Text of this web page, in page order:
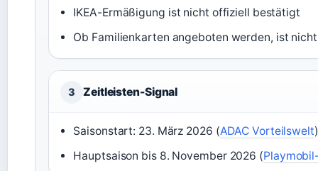
IKEA-Ermäßigung ist nicht offiziell bestätigt
Ob Familienkarten angeboten werden, ist
3 Zeitleisten-Signal
Saisonstart: 23. März 2026 (ADAC Vorteilswelt)
Hauptsaison bis 8. November 2026 (